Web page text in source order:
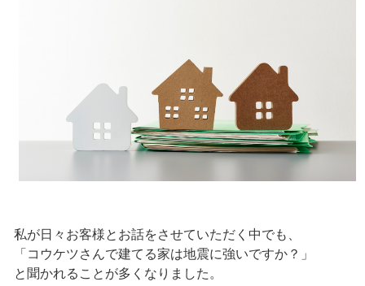
私が日々お客様とお話をさせていただく中でも、
「コウケツさんで建てる家は地震に強いですか？」
と聞かれることが多くなりました。